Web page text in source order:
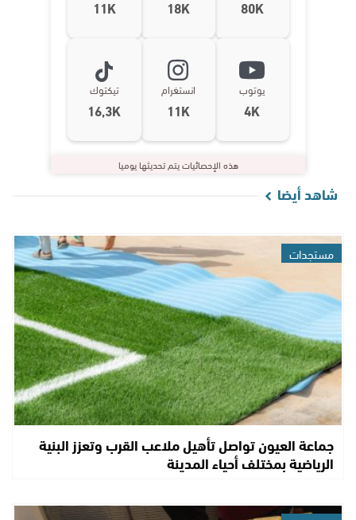
80K
18K
11K
يوتوب
4K
انستغرام
11K
تيكتوك
16,3K
هذه الإحصائيات يتم تحديثها يوميا
شاهد أيضا
مستجدات
جماعة العيون تواصل تأهيل ملاعب القرب وتعزز البنية
الرياضية بمختلف أحياء المدينة